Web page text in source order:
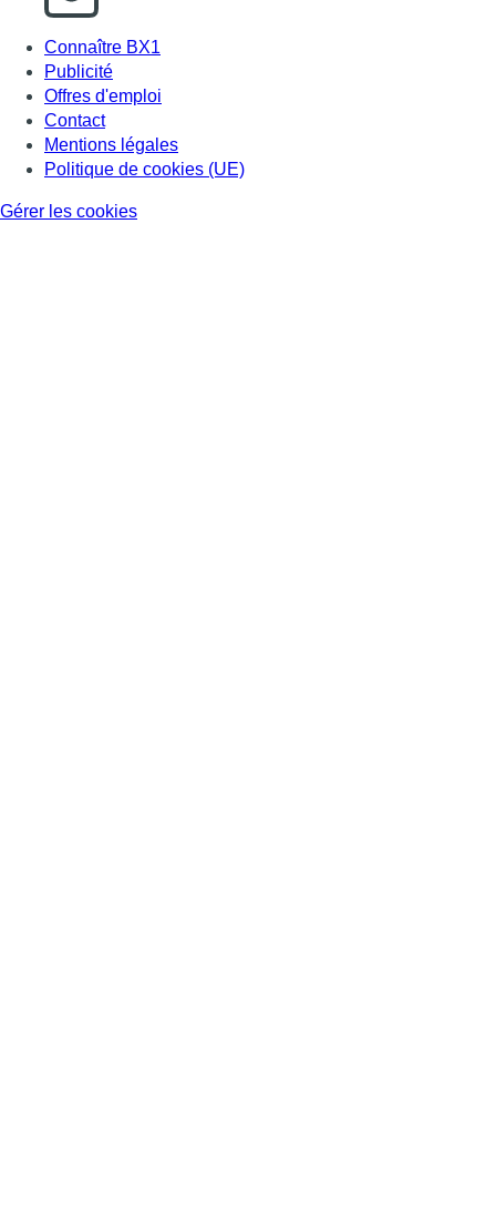
Connaître BX1
Publicité
Offres d'emploi
Contact
Mentions légales
Politique de cookies (UE)
Gérer les cookies